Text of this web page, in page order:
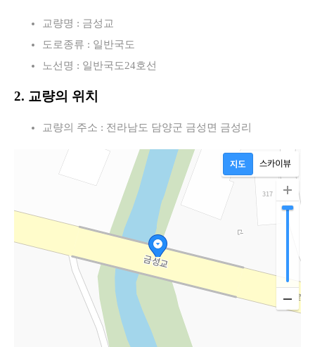
교량명 : 금성교
도로종류 : 일반국도
노선명 : 일반국도24호선
2. 교량의 위치
교량의 주소 : 전라남도 담양군 금성면 금성리